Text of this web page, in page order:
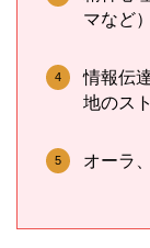
マなど）
情報伝
地のス
オーラ